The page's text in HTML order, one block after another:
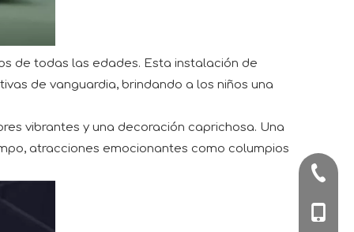
de todas las edades. Esta instalación de
de vanguardia, brindando a los niños una
vibrantes y una decoración caprichosa. Una
atracciones emocionantes como columpios
+86-